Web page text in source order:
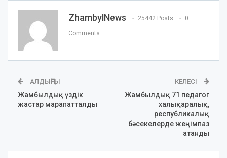
ZhambylNews 25442 Posts 0
Comments
АЛДЫҢҒЫ
Жамбылдық үздік
жастар марапатталды
КЕЛЕСІ
Жамбылдық 71 педагог
халықаралық,
республикалық
бәсекелерде жеңімпаз
атанды